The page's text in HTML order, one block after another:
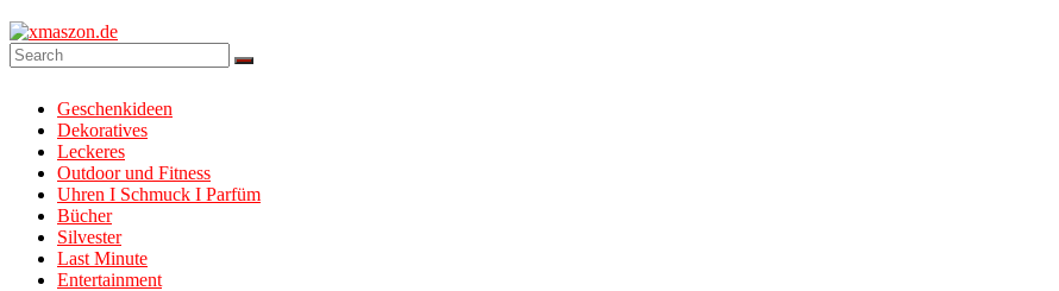
Geschenkideen
Dekoratives
Leckeres
Outdoor und Fitness
Uhren I Schmuck I Parfüm
Bücher
Silvester
Last Minute
Entertainment